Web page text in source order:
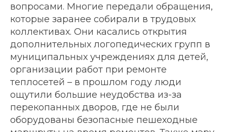
вопросами. Многие передали обращения,
которые заранее собирали в трудовых
коллективах. Они касались открытия
дополнительных логопедических групп в
муниципальных учреждениях для детей,
организации работ при ремонте
теплосетей – в прошлом году люди
ощутили большие неудобства из-за
перекопанных дворов, где не были
оборудованы безопасные пешеходные